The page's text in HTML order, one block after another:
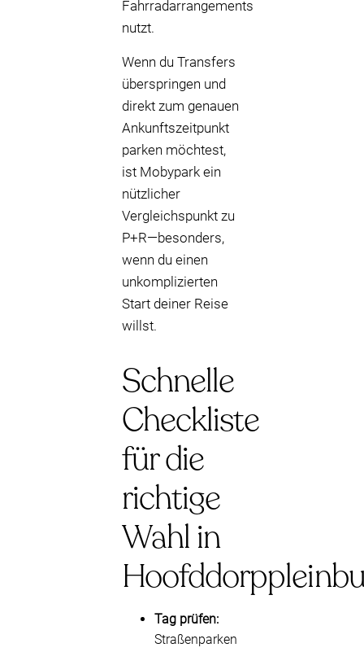
Fahrradarrangements
nutzt.
Wenn du Transfers
überspringen und
direkt zum genauen
Ankunftszeitpunkt
parken möchtest,
ist Mobypark ein
nützlicher
Vergleichspunkt zu
P+R—besonders,
wenn du einen
unkomplizierten
Start deiner Reise
willst.
Schnelle
Checkliste
für die
richtige
Wahl in
Tag prüfen:
Straßenparken